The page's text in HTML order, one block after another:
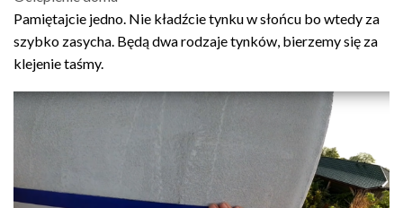
Pamiętajcie jedno. Nie kładźcie tynku w słońcu bo wtedy za
szybko zasycha. Będą dwa rodzaje tynków, bierzemy się za
klejenie taśmy.